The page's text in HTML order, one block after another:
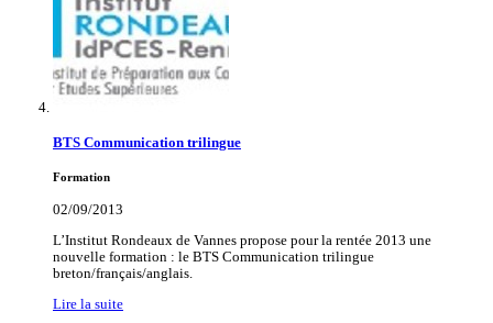
BTS Communication trilingue
Formation
02/09/2013
L’Institut Rondeaux de Vannes propose pour la rentée 2013 une
nouvelle formation : le BTS Communication trilingue
breton/français/anglais.
Lire la suite